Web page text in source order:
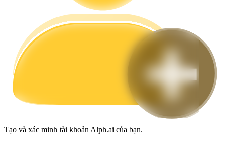
Hướng dẫn giao dịch Spot
Chiến lược giao dịch
Tạo và xác minh tài khoản Alph.ai của bạn.